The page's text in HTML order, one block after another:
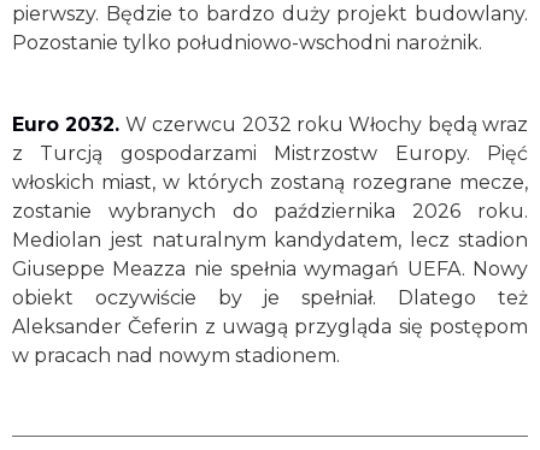
pierwszy. Będzie to bardzo duży projekt budowlany.
Pozostanie tylko południowo-wschodni narożnik.
Euro 2032. W czerwcu 2032 roku Włochy będą wraz
z Turcją gospodarzami Mistrzostw Europy. Pięć
włoskich miast, w których zostaną rozegrane mecze,
zostanie wybranych do października 2026 roku.
Mediolan jest naturalnym kandydatem, lecz stadion
Giuseppe Meazza nie spełnia wymagań UEFA. Nowy
obiekt oczywiście by je spełniał. Dlatego też
Aleksander Čeferin z uwagą przygląda się postępom
w pracach nad nowym stadionem.